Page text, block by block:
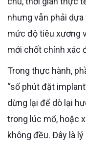
nhưng vẫn phải
mức độ tiêu xương
mới chốt chính xác
Trong thực hành, phần làm chú mệt không chỉ nằm ở
“số phút đặt
dừng lại để dò lại
trong lúc mổ, hoặc
không đều. Đây là